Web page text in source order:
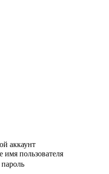
аккаунт
имя пользователя